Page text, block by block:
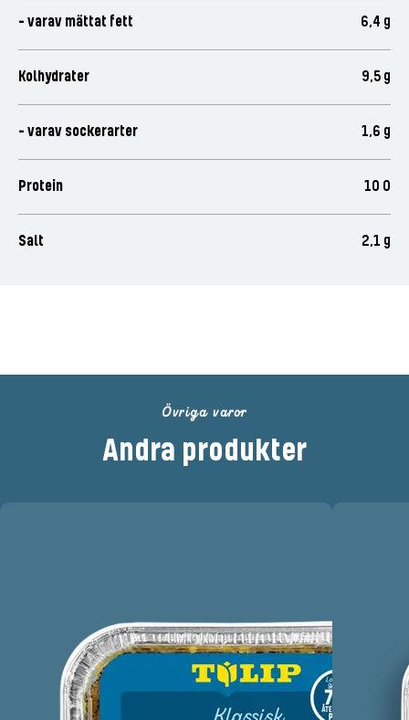
- varav mättat fett 6,4 g
Kolhydrater 9,5 g
- varav sockerarter 1,6 g
Protein 10 0
Salt 2,1 g
Övriga varor
Andra produkter